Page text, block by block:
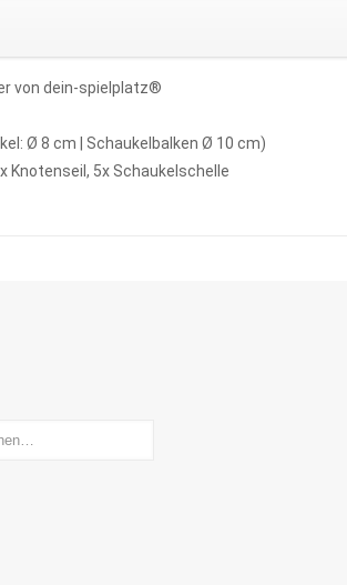
von dein-spielplatz®
Ø 8 cm | Schaukelbalken Ø 10 cm)
Knotenseil, 5x Schaukelschelle